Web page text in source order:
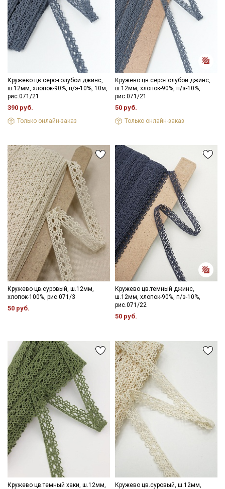
Кружево цв.серо-голубой джинс,
ш.12мм, хлопок-90%, п/э-10%, 10м,
рис.071/21
390 руб.
Только онлайн-заказ
Кружево цв.серо-голубой джинс,
ш.12мм, хлопок-90%, п/э-10%,
рис.071/21
50 руб.
Только онлайн-заказ
Кружево цв.суровый, ш.12мм,
хлопок-100%, рис.071/3
50 руб.
Кружево цв.темный джинс,
ш.12мм, хлопок-90%, п/э-10%,
рис.071/22
50 руб.
Кружево цв.темный хаки, ш.12мм,
Кружево цв.суровый, ш.12мм,
Секретная рассылка от Купава
Мы публикуем здесь дополнительные
промокоды и скидки до 30% на узкие
категории тканей
Электронная почта
Подписаться
Ознакомлен(а) сПолитикой обработки персональных
данныхи даюСогласие на обработку персональных
данных
ДаюСогласие на получение рекламных и
информационных рассылок